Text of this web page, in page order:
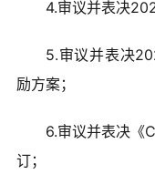
4.审议并表决
5.审议并表决
励方案；
6.审议并表决《
订；